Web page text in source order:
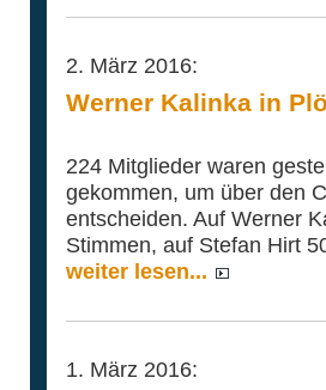
2. März 2016:
Werner Kalinka in
224 Mitglieder waren
gekommen, um über den
entscheiden. Auf Werner
Stimmen, auf Stefan Hirt
weiter lesen...
1. März 2016: